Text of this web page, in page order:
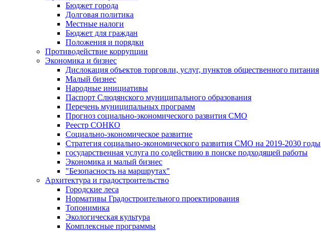
Бюджет города
Долговая политика
Местные налоги
Бюджет для граждан
Положения и порядки
Противодействие коррупции
Экономика и бизнес
Дислокация объектов торговли, услуг, пунктов общественного питания
Малый бизнес
Народные инициативы
Паспорт Слюдянского муниципального образования
Перечень муниципальных программ
Прогноз социально-экономического развития СМО
Реестр СОНКО
Социально-экономическое развитие
Стратегия социально-экономического развития СМО на 2019-2030 годы
государственная услуга по содействию в поиске подходящей работы
Экономика и малый бизнес
"Безопасность на маршрутах"
Архитектура и градостроительство
Городские леса
Нормативы Градостроительного проектирования
Топонимика
Экологическая культура
Комплексные программы